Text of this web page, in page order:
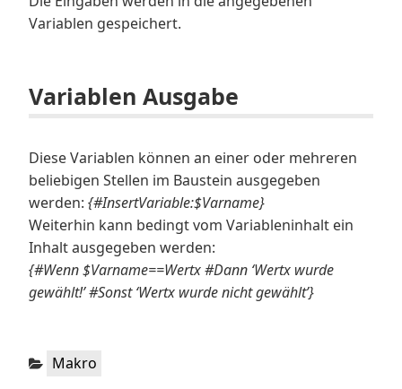
Variablen gespeichert.
Variablen Ausgabe
Diese Variablen können an einer oder mehreren
beliebigen Stellen im Baustein ausgegeben
werden: {#InsertVariable:$Varname}
Weiterhin kann bedingt vom Variableninhalt ein
Inhalt ausgegeben werden:
{#Wenn $Varname==Wertx #Dann ‘Wertx wurde
gewählt!’ #Sonst ‘Wertx wurde nicht gewählt’}
Kategorien:
Makro